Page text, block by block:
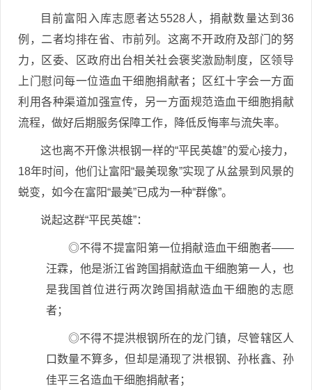
目前富阳入库志愿者达5528人，捐献数量达到36
例，二者均排在省、市前列。这离不开政府及部门的努
力，区委、区政府出台相关社会褒奖激励制度，区领导
上门慰问每一位造血干细胞捐献者；区红十字会一方面
利用各种渠道加强宣传，另一方面规范造血干细胞捐献
流程，做好后期服务保障工作，降低反悔率与流失率。
这也离不开像洪根钢一样的“平民英雄”的爱心接力，
18年时间，他们让富阳“最美现象”实现了从盆景到风景的
蜕变，如今在富阳“最美”已成为一种“群像”。
说起这群“平民英雄”：
◎不得不提富阳第一位捐献造血干细胞者——
汪霖，他是浙江省跨国捐献造血干细胞第一人，也
是我国首位进行两次跨国捐献造血干细胞的志愿
者；
◎不得不提洪根钢所在的龙门镇，尽管辖区人
口数量不算多，但却是涌现了洪根钢、孙枨鑫、孙
佳平三名造血干细胞捐献者；